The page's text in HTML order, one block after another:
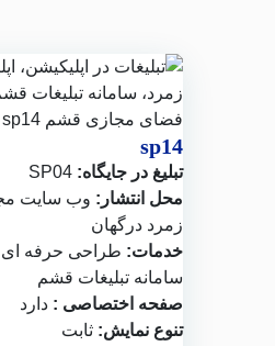
sp14
تبلیغ در جایگاه:
محل انتشار: وب سایت
زمرد درگهان
خدمات: طراحی حرفه ای
سامانه تبلیغات قشم
صفحه اختصاصی : دارد
تنوع نمایش: ثابت